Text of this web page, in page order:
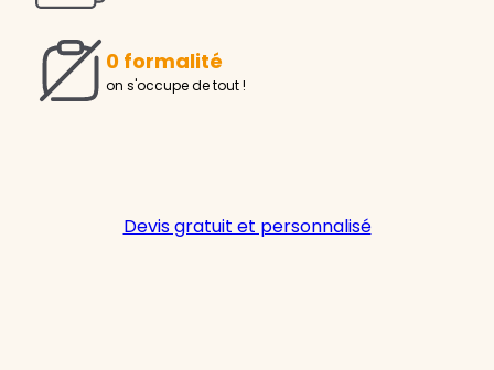
0 formalité
on s'occupe de tout !
Devis gratuit et personnalisé